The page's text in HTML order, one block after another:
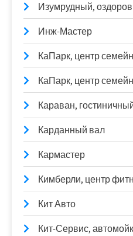
Изумрудный,
Инж-Мастер
КаПарк, центр
КаПарк, центр
Караван,
Карданный вал
Кармастер
Кимберли, центр
Кит Авто
Кит-Сервис,